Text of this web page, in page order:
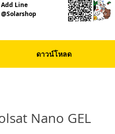
Add Line
@Solarshop
Nano GEL
ดาวน์โหลด